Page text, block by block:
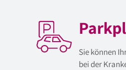
Sie können
bei der